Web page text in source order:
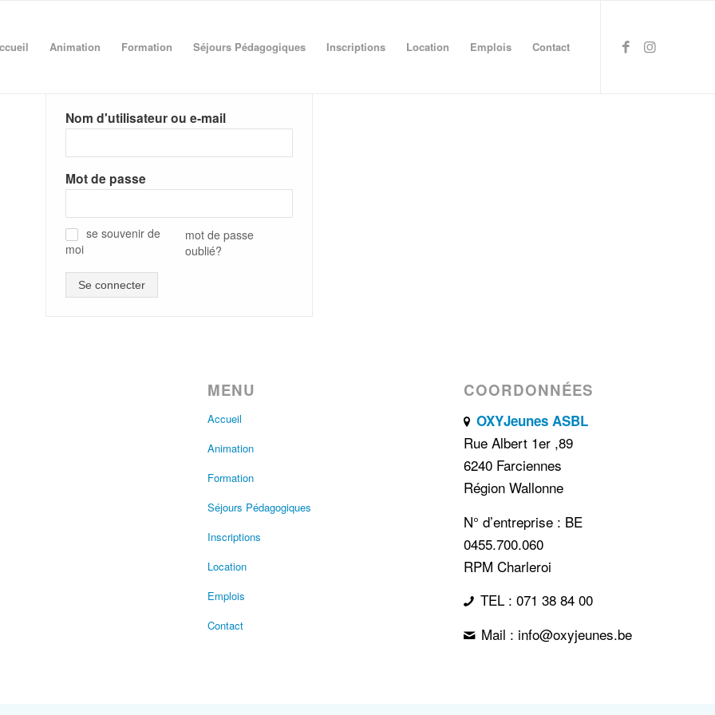
Animation Formation Séjours Pédagogiques Inscriptions Location Emplois Contact
Nom d'utilisateur ou e-mail
Mot de passe
✓
se souvenir de
moi
mot de passe
oublié?
Se connecter
MENU
Accueil
Animation
Formation
Séjours Pédagogiques
Inscriptions
Location
Emplois
Contact
COORDONNÉES
OXYJeunes ASBL
Rue Albert 1er ,89
6240 Farciennes
Région Wallonne
N° d’entreprise : BE
0455.700.060
RPM Charleroi
TEL : 071 38 84 00
Mail : info@oxyjeunes.be